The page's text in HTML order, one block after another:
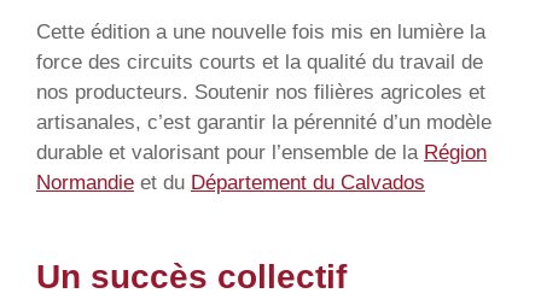
Cette édition a une nouvelle fois mis en lumière la
force des circuits courts et la qualité du travail de
nos producteurs. Soutenir nos filières agricoles et
artisanales, c’est garantir la pérennité d’un modèle
durable et valorisant pour l’ensemble de la Région
Normandie et du Département du Calvados
Un succès collectif